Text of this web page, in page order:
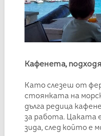
Кафенета,
Като слезеш от
стоянката на
дълга редица
за работа. Цаката
зида, след който е